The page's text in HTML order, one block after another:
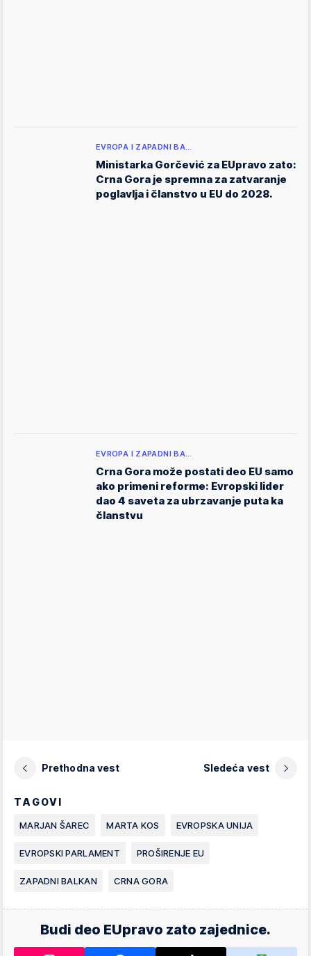
EVROPA I ZAPADNI BA…
Ministarka Gorčević za EUpravo zato:
Crna Gora je spremna za zatvaranje
poglavlja i članstvo u EU do 2028.
EVROPA I ZAPADNI BA…
Crna Gora može postati deo EU samo
ako primeni reforme: Evropski lider
dao 4 saveta za ubrzavanje puta ka
članstvu
Prethodna vest Sledeća vest
TAGOVI
MARJAN ŠAREC MARTA KOS EVROPSKA UNIJA
EVROPSKI PARLAMENT PROŠIRENJE EU
ZAPADNI BALKAN CRNA GORA
Budi deo EUpravo zato zajednice.